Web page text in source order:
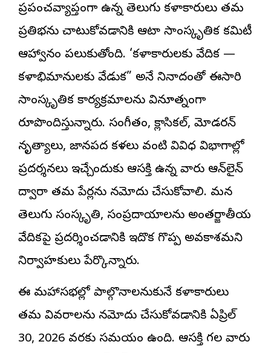
ప్రపంచవ్యాప్తంగా ఉన్న తెలుగు కళాకారులు తమ
ప్రతిభను చాటుకోవడానికి ఆటా సాంస్కృతిక కమిటీ
ఆహ్వానం పలుకుతోంది. ‘కళాకారులకు వేదిక —
కళాభిమానులకు వేడుక” అనే నినాదంతో ఈసారి
సాంస్కృతిక కార్యక్రమాలను వినూత్నంగా
రూపొందిస్తున్నారు. సంగీతం, క్లాసికల్, మోడరన్
నృత్యాలు, జానపద కళలు వంటి వివిధ విభాగాల్లో
ప్రదర్శనలు ఇచ్చేందుకు ఆసక్తి ఉన్న వారు ఆన్‌లైన్
ద్వారా తమ పేర్లను నమోదు చేసుకోవాలి. మన
తెలుగు సంస్కృతి, సంప్రదాయాలను అంతర్జాతీయ
వేదికపై ప్రదర్శించడానికి ఇదొక గొప్ప అవకాశమని
నిర్వాహకులు పేర్కొన్నారు.
ఈ మహాసభల్లో పాల్గొనాలనుకునే కళాకారులు
తమ వివరాలను నమోదు చేసుకోవడానికి ఏప్రిల్
30, 2026 వరకు సమయం ఉంది. ఆసక్తి గల వారు